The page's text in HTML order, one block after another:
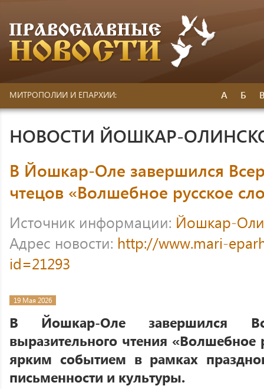
МИТРОПОЛИИ И ЕПАРХИИ: А Б
НОВОСТИ ЙОШКАР-
В Йошкар-Оле завершился
чтецов «Волшебное русское
Источник информации: Йошкар-
Адрес новости: http://www.mari-
id=21293
19 Мая 2026
В Йошкар-Оле завершился
выразительного чтения «Волшебное
ярким событием в рамках
письменности и культуры.